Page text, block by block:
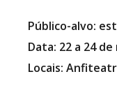
Público-alvo:
Data: 22 a 24
Locais: